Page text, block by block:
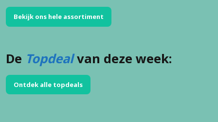
Bekijk ons hele assortiment
De Topdealvan deze week:
Ontdek alle topdeals